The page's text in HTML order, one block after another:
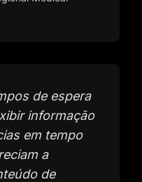
de espera
informação
em tempo
a
de